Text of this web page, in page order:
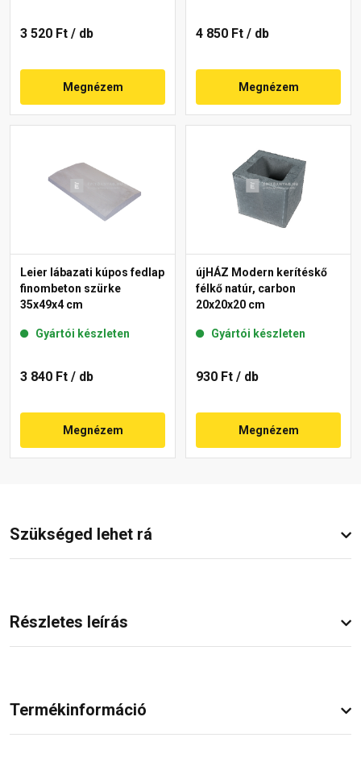
3 520 Ft / db
Megnézem
4 850 Ft / db
Megnézem
Leier lábazati kúpos fedlap
finombeton szürke
35x49x4 cm
Gyártói készleten
3 840 Ft / db
Megnézem
újHÁZ Modern kerítéskő
félkő natúr, carbon
20x20x20 cm
Gyártói készleten
930 Ft / db
Megnézem
Szükséged lehet rá
Részletes leírás
Termékinformáció